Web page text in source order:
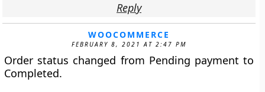
Reply
WOOCOMMERCE
FEBRUARY 8, 2021 AT 2:47 PM
Order status changed from Pending payment to
Completed.